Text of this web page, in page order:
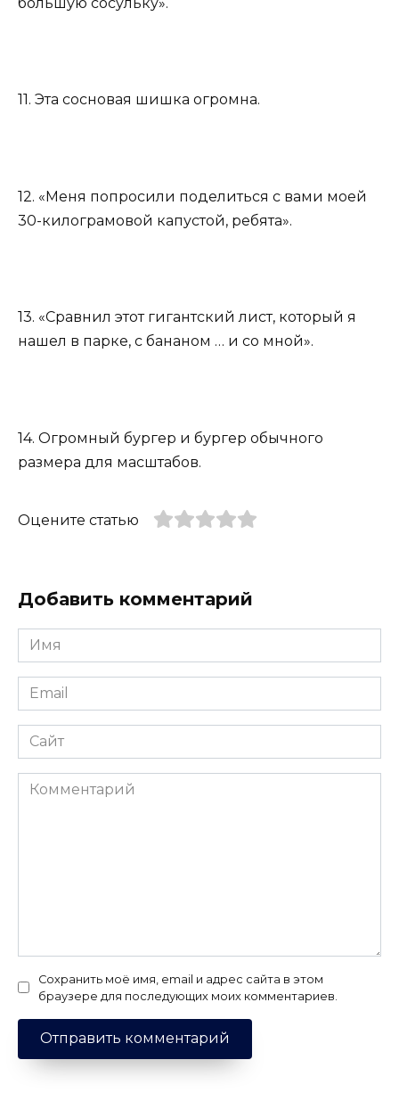
11. Эта сосновая шишка огромна.
12. «Меня попросили поделиться с вами моей
30-килограмовой капустой, ребята».
13. «Сравнил этот гигантский лист, который я
нашел в парке, с бананом … и со мной».
14. Огромный бургер и бургер обычного
размера для масштабов.
Оцените статью
Добавить комментарий
Имя
*
Email
*
Сайт
Комментарий
Сохранить моё имя, email и адрес сайта в этом
браузере для последующих моих комментариев.